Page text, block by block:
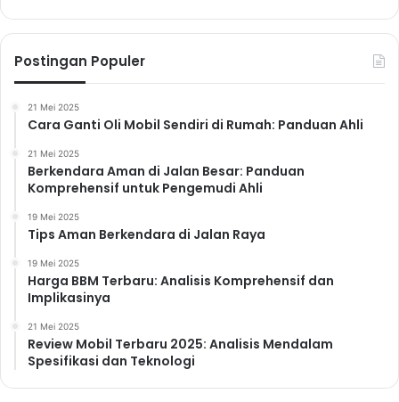
Postingan Populer
21 Mei 2025
Cara Ganti Oli Mobil Sendiri di Rumah: Panduan Ahli
21 Mei 2025
Berkendara Aman di Jalan Besar: Panduan
Komprehensif untuk Pengemudi Ahli
19 Mei 2025
Tips Aman Berkendara di Jalan Raya
19 Mei 2025
Harga BBM Terbaru: Analisis Komprehensif dan
Implikasinya
21 Mei 2025
Review Mobil Terbaru 2025: Analisis Mendalam
Spesifikasi dan Teknologi